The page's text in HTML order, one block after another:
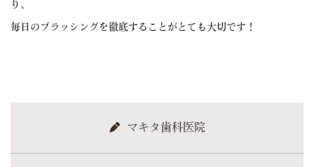
り、
毎日のブラッシングを徹底することがとても大切です！
マキタ歯科医院